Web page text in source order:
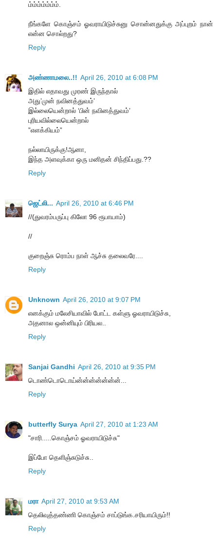
ம்ம்ம்ம்ம்ம்ம்.
நீங்களே கொஞ்சம் ஓவராயிடுச்சுனு சொன்னதுக்கு அப்புறம் நான்
என்ன சொல்றது?
Reply
அண்ணாமலை..!! April 26, 2010 at 6:08 PM
இதில் எதாவது முரண் இருந்தால்
அது’முன் நவினத்துவம்’
இல்லையென்றால் ‘பின் நவினத்துவம்’
புரியவில்லையென்றால்
”எளக்கியம்”
நல்லாயிருக்கு!ஆனா,
இந்த அளவுக்கா ஒரு மனிதன் சிந்திப்பது.??
Reply
ஜெட்லி... April 26, 2010 at 6:46 PM
//(துவரம்பருப்பு கிலோ 96 ரூபாயாம்)
//
குறைஞ்சு ரொம்ப நாள் ஆச்சு தலைவரே....
Reply
Unknown April 26, 2010 at 9:07 PM
எனக்கும் மலேசியாவில் போட்ட கள்ளு ஓவராயிடுச்சு,
அதனால ஒன்னியும் பிரியல..
Reply
Sanjai Gandhi April 26, 2010 at 9:35 PM
டொண்டொடொய்ன்ன்ன்ன்ன்ன்ன்...
Reply
butterfly Surya April 27, 2010 at 1:23 AM
"சாரி.....கொஞ்சம் ஓவராயிடுச்சு"
இப்போ தெளிஞ்சுடுச்சு..
Reply
மரா April 27, 2010 at 9:53 AM
தெலிவுத்தண்ணி கொஞ்சம் சாப்டுங்க.சரியாயிரும்!!
Reply